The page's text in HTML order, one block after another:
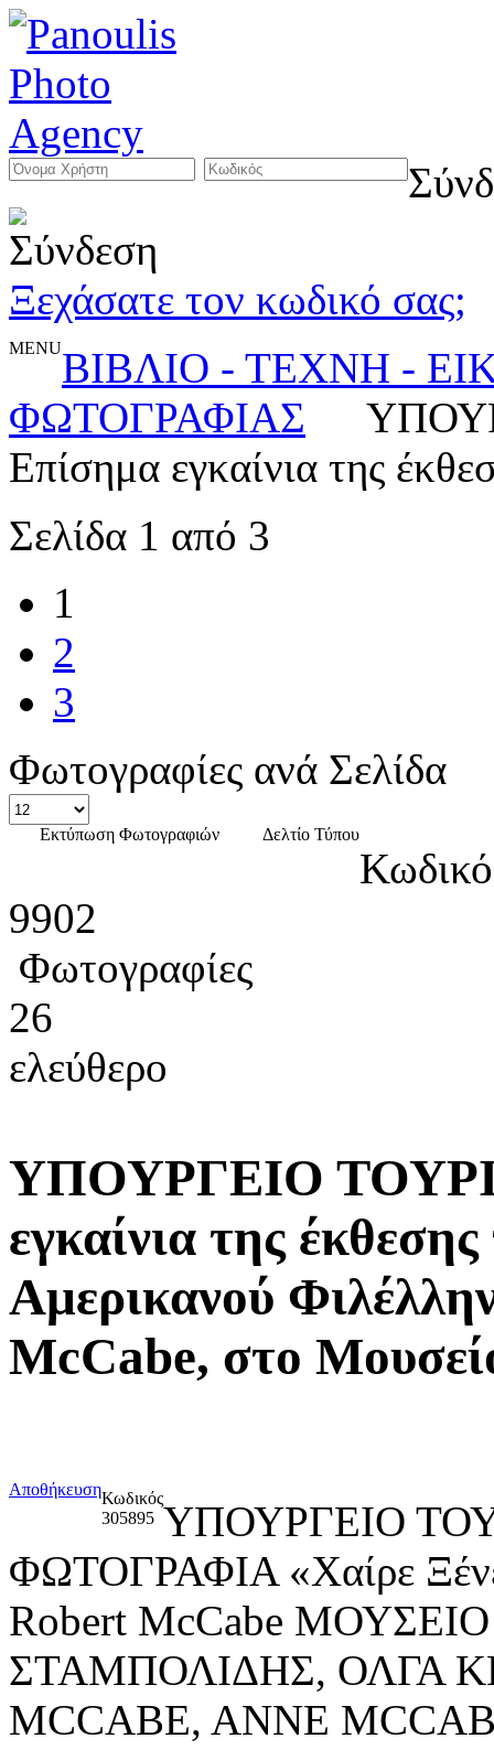
Ξεχάσατε τον κωδικό σας;
MENUΒΙΒΛΙΟ - ΤΕΧΝΗ -
ΦΩΤΟΓΡΑΦΙΑΣ
Επίσημα εγκαίνια της
Σελίδα 1 από 3
1
2
3
Φωτογραφίες ανά Σελίδα
Εκτύπωση Φωτογραφιών Δελτίο Τύπου
9902
Φωτογραφίες
26
ελεύθερο
ΥΠΟΥΡΓΕΙΟ
εγκαίνια της
Αμερικανού
McCabe, στο
ΑποθήκευσηΚωδικός
305895 ΥΠΟΥΡΓΕΙΟ
ΦΩΤΟΓΡΑΦΙΑ «Χαίρε
Robert McCabe
ΣΤΑΜΠΟΛΙΔΗΣ, ΟΛΓΑ
MCCABE, ANNE